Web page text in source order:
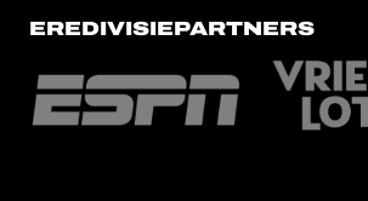
EREDIVISIEPARTNERS